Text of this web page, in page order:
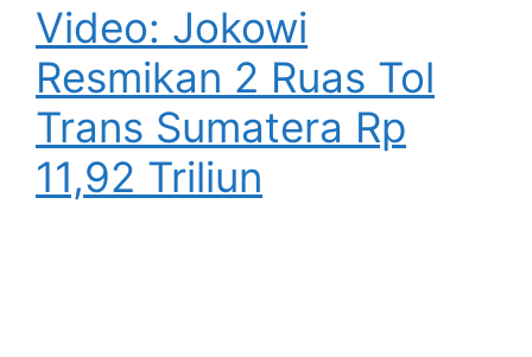
Video: Jokowi
Resmikan 2 Ruas Tol
Trans Sumatera Rp
11,92 Triliun